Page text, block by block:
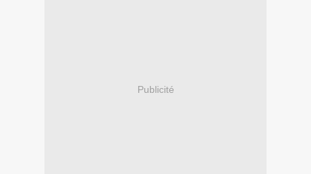
Publicité